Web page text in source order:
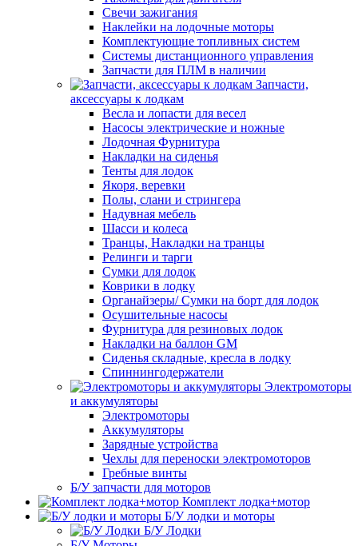
Свечи зажигания
Наклейки на лодочные моторы
Комплектующие топливных систем
Системы дистанционного управления
Запчасти для ПЛМ в наличии
Запчасти,
аксессуары к лодкам
Весла и лопасти для весел
Насосы электрические и ножные
Лодочная Фурнитура
Накладки на сиденья
Тенты для лодок
Якоря, веревки
Полы, слани и стрингера
Надувная мебель
Шасси и колеса
Транцы, Накладки на транцы
Релинги и тарги
Сумки для лодок
Коврики в лодку
Органайзеры/ Сумки на борт для лодок
Осушительные насосы
Фурнитура для резиновых лодок
Накладки на баллон GM
Сиденья складные, кресла в лодку
Спиннингодержатели
Электромоторы
и аккумуляторы
Электромоторы
Аккумуляторы
Зарядные устройства
Чехлы для переноски электромоторов
Гребные винты
Б/У запчасти для моторов
Комплект лодка+мотор
Б/У лодки и моторы
Б/У Лодки